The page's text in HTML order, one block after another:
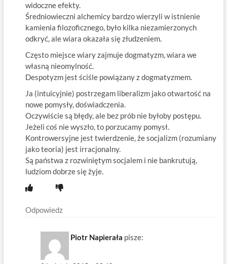
widoczne efekty.
Średniowieczni alchemicy bardzo wierzyli w istnienie
kamienia filozoficznego, było kilka niezamierzonych
odkryć, ale wiara okazała się złudzeniem.
Często miejsce wiary zajmuje dogmatyzm, wiara we
własną nieomylność.
Despotyzm jest ściśle powiązany z dogmatyzmem.
Ja (intuicyjnie) postrzegam liberalizm jako otwartość na
nowe pomysły, doświadczenia.
Oczywiście są błędy, ale bez prób nie byłoby postępu.
Jeżeli coś nie wyszło, to porzucamy pomysł.
Kontrowersyjne jest twierdzenie, że socjalizm (rozumiany
jako teoria) jest irracjonalny.
Są państwa z rozwiniętym socjalem i nie bankrutują,
ludziom dobrze się żyje.
Odpowiedz
Piotr Napierała pisze: